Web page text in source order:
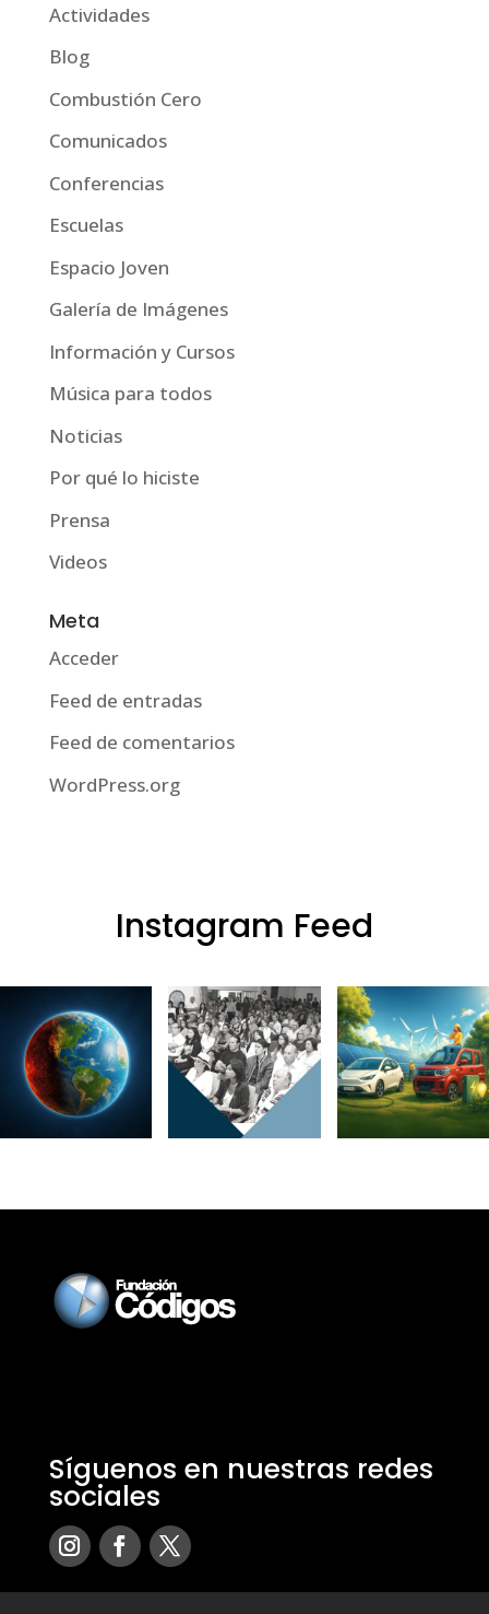
Actividades
Blog
Combustión Cero
Comunicados
Conferencias
Escuelas
Espacio Joven
Galería de Imágenes
Información y Cursos
Música para todos
Noticias
Por qué lo hiciste
Prensa
Videos
Meta
Acceder
Feed de entradas
Feed de comentarios
WordPress.org
Instagram Feed
Síguenos en nuestras redes
sociales